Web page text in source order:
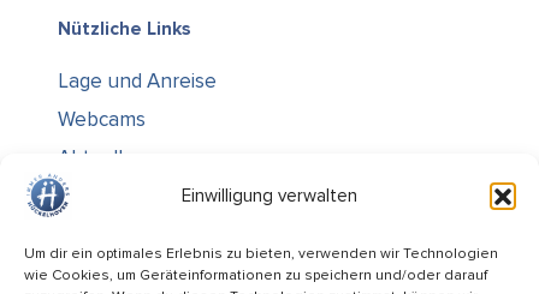
Einwilligung verwalten
Um dir ein optimales Erlebnis zu bieten, verwenden wir Technologien
wie Cookies, um Geräteinformationen zu speichern und/oder darauf
Nützliche Links
Lage und Anreise
Webcams
Aktuelles
Über uns
Kontakt / Öffnungszeiten
Alle Ämter